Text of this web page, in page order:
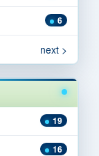
6
next >
19
16